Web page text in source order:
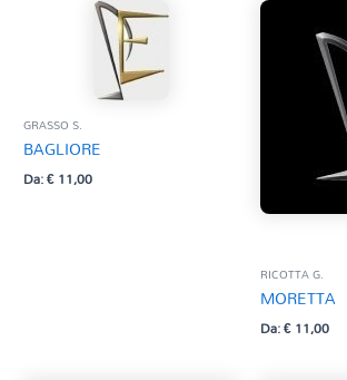
GRASSO S.
BAGLIORE
Da:€11,00
RICOTTA G.
MORETTA
Da:€11,00